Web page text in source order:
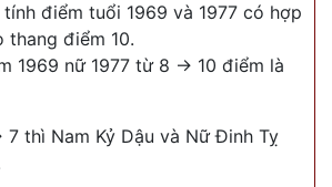
điểm tuổi 1969 và 1977 có hợp
thang điểm 10.
1969 nữ 1977 từ 8 -> 10 điểm là
thì Nam Kỷ Dậu và Nữ Đinh Tỵ